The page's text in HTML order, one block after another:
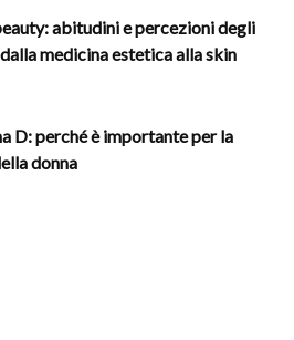
abitudini e percezioni degli
medicina estetica alla skin
D: perché è importante per la
donna